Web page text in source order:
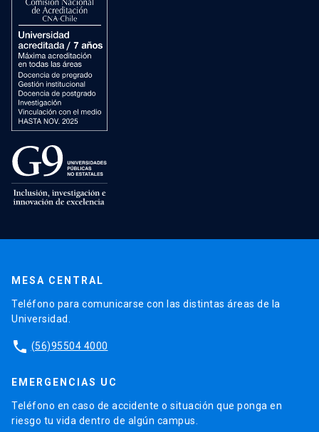
MESA CENTRAL
Teléfono para comunicarse con las distintas áreas de la
Universidad.
phone (56)95504 4000
EMERGENCIAS UC
Teléfono en caso de accidente o situación que ponga en
riesgo tu vida dentro de algún campus.